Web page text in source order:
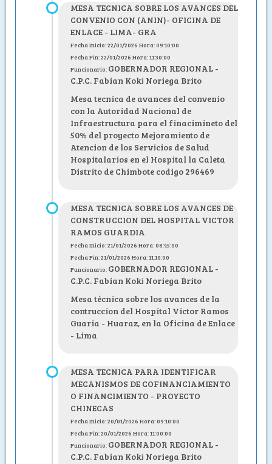
MESA TECNICA SOBRE LOS AVANCES DEL
CONVENIO CON (ANIN)- OFICINA DE
ENLACE - LIMA- GRA
Fecha Inicio: 22/01/2026 Hora: 09:10:00
Fecha Fin: 22/01/2026 Hora: 11:30:00
Funcionario: GOBERNADOR REGIONAL -
C.P.C. Fabian Koki Noriega Brito
Mesa tecnica de avances del convenio
con la Autoridad Nacional de
Infraestructura para el finacimineto del
50% del proyecto Mejoramiento de
Atencion de los Servicios de Salud
Hospitalarios en el Hospital la Caleta
Distrito de Chimbote codigo 296469
MESA TECNICA SOBRE LOS AVANCES DE
CONSTRUCCION DEL HOSPITAL VICTOR
RAMOS GUARDIA
Fecha Inicio: 21/01/2026 Hora: 08:45:00
Fecha Fin: 21/01/2026 Hora: 11:10:00
Funcionario: GOBERNADOR REGIONAL -
C.P.C. Fabian Koki Noriega Brito
Mesa técnica sobre los avances de la
contruccion del Hospital Victor Ramos
Guaria - Huaraz, en la Oficina de Enlace
- Lima
MESA TECNICA PARA IDENTIFICAR
MECANISMOS DE COFINANCIAMIENTO
O FINANCIMIENTO - PROYECTO
CHINECAS
Fecha Inicio: 20/01/2026 Hora: 09:10:00
Fecha Fin: 20/01/2026 Hora: 11:00:00
Funcionario: GOBERNADOR REGIONAL -
C.P.C. Fabian Koki Noriega Brito